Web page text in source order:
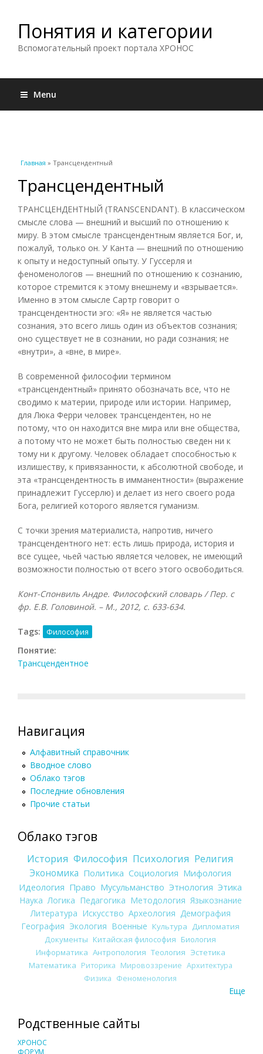
Понятия и категории
Вспомогательный проект портала ХРОНОС
Menu
Вы здесь
Главная » Трансцендентный
Трансцендентный
ТРАНСЦЕНДЕНТНЫЙ (TRANSCENDANT). В классическом
смысле слова — внешний и высший по отношению к
миру. В этом смысле трансцендентным является Бог, и,
пожалуй, только он. У Канта — внешний по отношению
к опыту и недоступный опыту. У Гуссерля и
феноменологов — внешний по отношению к сознанию,
которое стремится к этому внешнему и «взрывается».
Именно в этом смысле Сартр говорит о
трансцендентности эго: «Я» не является частью
сознания, это всего лишь один из объектов сознания;
оно существует не в сознании, но ради сознания; не
«внутри», а «вне, в мире».
В современной философии термином
«трансцендентный» принято обозначать все, что не
сводимо к материи, природе или истории. Например,
для Люка Ферри человек трансцендентен, но не
потому, что он находится вне мира или вне общества,
а потому что не может быть полностью сведен ни к
тому ни к другому. Человек обладает способностью к
излишеству, к привязанности, к абсолютной свободе, и
эта «трансцендентность в имманентности» (выражение
принадлежит Гуссерлю) и делает из него своего рода
Бога, религией которого является гуманизм.
С точки зрения материалиста, напротив, ничего
трансцендентного нет: есть лишь природа, история и
все сущее, чьей частью является человек, не имеющий
возможности полностью от всего этого освободиться.
Конт-Спонвиль Андре. Философский словарь / Пер. с
фр. Е.В. Головиной. – М., 2012, с. 633-634.
Tags: Философия
Понятие:
Трансцендентное
Навигация
Алфавитный справочник
Вводное слово
Облако тэгов
Последние обновления
Прочие статьи
Облако тэгов
История Философия Психология Религия
Экономика Политика Социология Мифология
Идеология Право Мусульманство Этнология Этика
Наука Логика Педагогика Методология Языкознание
Литература Искусство Археология Демография
География Экология Военные Культура
Дипломатия
Документы Китайская философия Биология
Информатика Антропология Теология Эстетика
Математика Риторика Мировоззрение Архитектура
Физика Феноменология
Еще
Родственные сайты
ХРОНОС
ФОРУМ